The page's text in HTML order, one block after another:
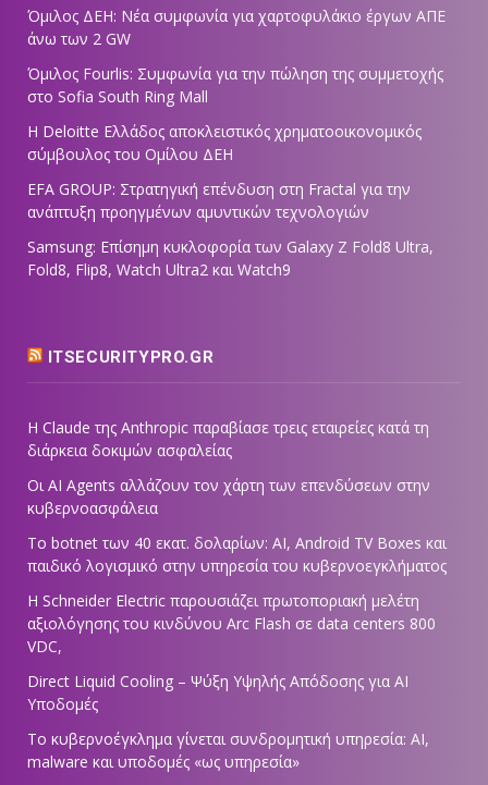
Όμιλος ΔΕΗ: Νέα συμφωνία για χαρτοφυλάκιο έργων ΑΠΕ
άνω των 2 GW
Όμιλος Fourlis: Συμφωνία για την πώληση της συμμετοχής
στο Sofia South Ring Mall
Η Deloitte Ελλάδος αποκλειστικός χρηματοοικονομικός
σύμβουλος του Ομίλου ΔΕΗ
EFA GROUP: Στρατηγική επένδυση στη Fractal για την
ανάπτυξη προηγμένων αμυντικών τεχνολογιών
Samsung: Επίσημη κυκλοφορία των Galaxy Z Fold8 Ultra,
Fold8, Flip8, Watch Ultra2 και Watch9
ITSECURITYPRO.GR
Η Claude της Anthropic παραβίασε τρεις εταιρείες κατά τη
διάρκεια δοκιμών ασφαλείας
Οι AI Agents αλλάζουν τον χάρτη των επενδύσεων στην
κυβερνοασφάλεια
Το botnet των 40 εκατ. δολαρίων: AI, Android TV Boxes και
παιδικό λογισμικό στην υπηρεσία του κυβερνοεγκλήματος
Η Schneider Electric παρουσιάζει πρωτοποριακή μελέτη
αξιολόγησης του κινδύνου Arc Flash σε data centers 800
VDC,
Direct Liquid Cooling – Ψύξη Υψηλής Απόδοσης για AI
Υποδομές
Το κυβερνοέγκλημα γίνεται συνδρομητική υπηρεσία: AI,
malware και υποδομές «ως υπηρεσία»